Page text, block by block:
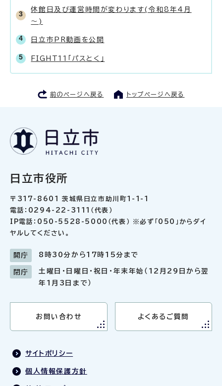
休館日及び運営時間が変わります(令和8年4月
～)
日立市PR動画を公開
FIGHT11「パスとく」
前のページへ戻る トップページへ戻る
日立市役所
〒317-8601 茨城県日立市助川町1-1-1
電話：0294-22-3111（代表）
IP電話：050-5528-5000（代表） ※必ず「050」からダイ
ヤルしてください。
開庁 8時30分から17時15分まで
閉庁
土曜日・日曜日・祝日・年末年始（12月29日から翌
年1月3日まで）
お問い合わせ よくあるご質問
サイトポリシー
個人情報保護方針